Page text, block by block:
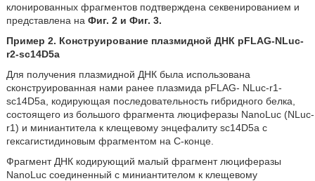
клонированных фрагментов подтверждена секвенированием и
представлена на Фиг. 2 и Фиг. 3.
Пример 2. Конструирование плазмидной ДНК pFLAG-NLuc-
r2-sc14D5a
Для получения плазмидной ДНК была использована
сконструированная нами ранее плазмида pFLAG- NLuc-r1-
sc14D5a, кодирующая последовательность гибридного белка,
состоящего из большого фрагмента люциферазы NanoLuc (NLuc-
r1) и миниантитела к клещевому энцефалиту sc14D5a с
гексагистидиновым фрагментом на С-конце.
Фрагмент ДНК кодирующий малый фрагмент люциферазы
NanoLuc соединенный с миниантителом к клещевому